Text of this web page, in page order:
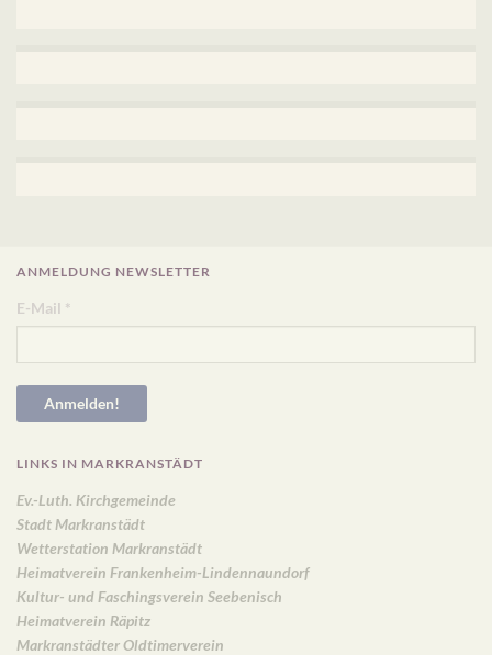
ANMELDUNG NEWSLETTER
E-Mail *
LINKS IN MARKRANSTÄDT
Ev.-Luth. Kirchgemeinde
Stadt Markranstädt
Wetterstation Markranstädt
Heimatverein Frankenheim-Lindennaundorf
Kultur- und Faschingsverein Seebenisch
Heimatverein Räpitz
Markranstädter Oldtimerverein